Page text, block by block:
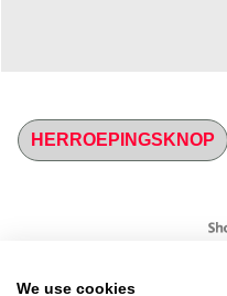
HERROEPINGSKNOP
We use cookies